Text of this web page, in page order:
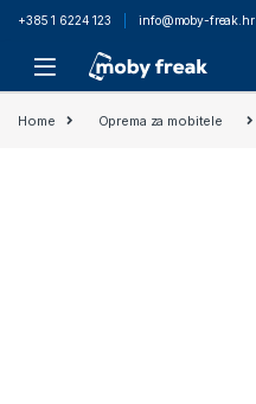
+385 1 6224 123 info@moby-freak.hr
Home Oprema za mobitele